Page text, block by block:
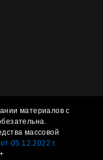
материалов с
массовой
05.12.2022 г.